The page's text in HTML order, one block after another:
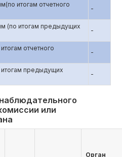
итогам отчетного
-
(по итогам предыдущих
-
отчетного
-
предыдущих
-
или
Орган